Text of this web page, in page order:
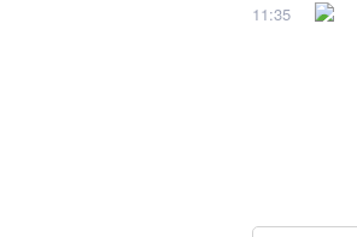
11:35